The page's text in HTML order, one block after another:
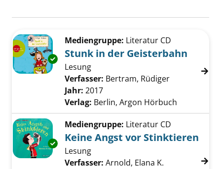
Zu den Suchfiltern springen
Exemplar-Details von Stunk in der
Mediengruppe: Literatur CD
Stunk in der Geisterbahn
Lesung
Verfasser: Bertram, Rüdiger
Jahr: 2017
Verlag: Berlin, Argon Hörbuch
Exemplar-Details von Keine Angst vor
Mediengruppe: Literatur CD
Keine Angst vor Stinktieren
Lesung
Verfasser: Arnold, Elana K. Suche nach